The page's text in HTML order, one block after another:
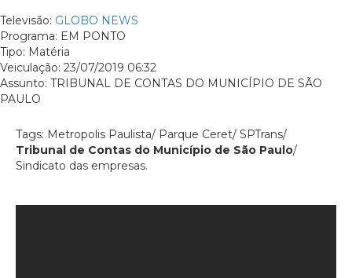
Televisão: GLOBO NEWS
Programa: EM PONTO
Tipo: Matéria
Veiculação: 23/07/2019 06:32
Assunto: TRIBUNAL DE CONTAS DO MUNICÍPIO DE SÃO
PAULO
Tags: Metropolis Paulista/ Parque Ceret/ SPTrans/
Tribunal de Contas do Município de São Paulo/
Sindicato das empresas.